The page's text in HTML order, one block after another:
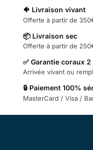
🐠 Livraison vivant
Offerte à partir de
📦 Livraison sec
Offerte à partir de
✅ Garantie coraux
Arrivée vivant ou
🔒 Paiement 100%
MasterCard / Visa /